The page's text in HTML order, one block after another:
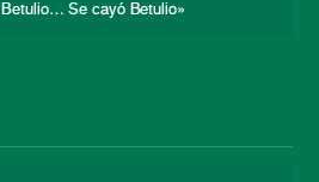
Se cayó Betulio»